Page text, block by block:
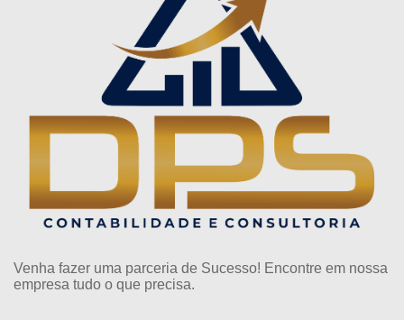
Venha fazer uma parceria de Sucesso! Encontre em nossa
empresa tudo o que precisa.